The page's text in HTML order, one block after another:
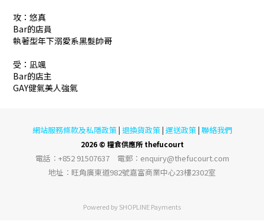
攻：悠真
Bar的店員
執著型年下溺愛系黑髮帥哥
受：凪颯
Bar的店主
GAY健氣美人強氣
網站服務條款及私隱政策| 退換貨政策| 運送政策 | 聯絡我們
2026 © 糧食供應所 thefucourt
電話︰+852 91507637 電郵︰enquiry@thefucourt.com
地址︰旺角廣東道982號嘉富商業中心23樓2302室
Powered bySHOPLINE Payments